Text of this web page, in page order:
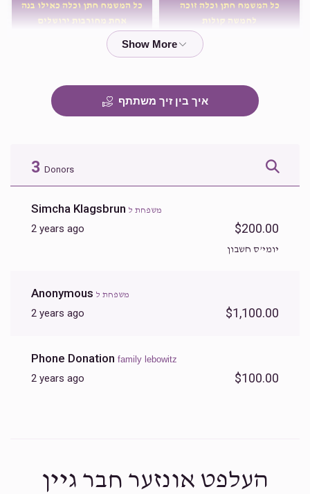
כל המשמח חתן וכלה זוכה
לחמשה קולות
כל המשמח חתן וכלה כאילו בנה
אחת מחורבות ירושלים
איך בין זיך משתתף
3 Donors
Simcha Klagsbrun משפחת ל
2 years ago $200.00
יומי’ס חשבון
Anonymous משפחת ל
2 years ago $1,100.00
Phone Donation family lebowitz
2 years ago $100.00
העלפט אונזער חבר גיין